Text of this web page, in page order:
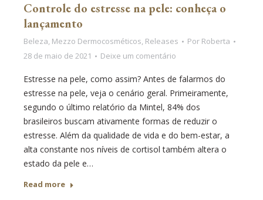
Controle do estresse na pele: conheça o
lançamento
Beleza, Mezzo Dermocosméticos, Releases Por Roberta
28 de maio de 2021
Deixe um comentário
Estresse na pele, como assim? Antes de falarmos do
estresse na pele, veja o cenário geral. Primeiramente,
segundo o último relatório da Mintel, 84% dos
brasileiros buscam ativamente formas de reduzir o
estresse. Além da qualidade de vida e do bem-estar, a
alta constante nos níveis de cortisol também altera o
estado da pele e…
Read more